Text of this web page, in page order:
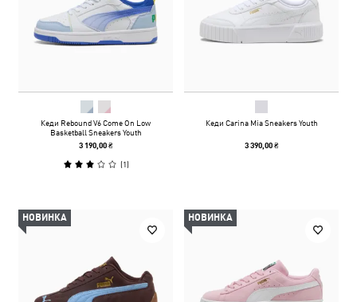
Кеди Rebound V6 Come On Low
Basketball Sneakers Youth
3 190,00 ₴
(1)
Кеди Carina Mia Sneakers Youth
3 390,00 ₴
НОВИНКА НОВИНКА